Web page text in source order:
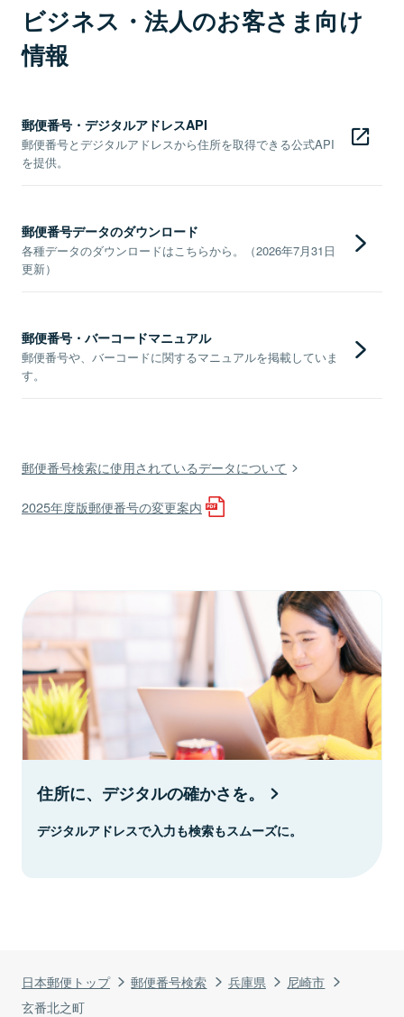
日本郵便トップ 郵便番号検索 兵庫県
尼崎市
玄番北之町
ビジネス・法人のお客さま向け
情報
郵便番号・デジタルアドレスAPI
郵便番号とデジタルアドレスから住所を取得できる公式API
を提供。
郵便番号データのダウンロード
各種データのダウンロードはこちらから。（2026年7月31日
更新）
郵便番号・バーコードマニュアル
郵便番号や、バーコードに関するマニュアルを掲載していま
す。
郵便番号検索に使用されているデータについて
2025年度版郵便番号の変更案内
住所に、デジタルの確かさを。
デジタルアドレスで入力も検索もスムーズに。